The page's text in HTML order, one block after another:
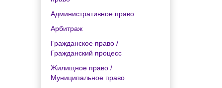
Административное право
Арбитраж
Гражданское право /
Гражданский процесс
Жилищное право /
Муниципальное право